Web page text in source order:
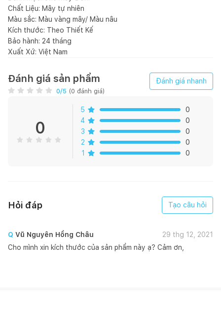
Chất Liệu: Mây tự nhiên
Màu sắc: Màu vàng mây/ Màu nâu
Kích thước: Theo Thiết Kế
Bảo hành: 24 tháng
Xuất Xứ: Việt Nam
Đánh giá sản phẩm
0/5 (0 đánh giá)
Đánh giá nhanh
0
5
0
4
0
3
0
2
0
1
0
Hỏi đáp Tạo câu hỏi
Q Vũ Nguyên Hồng Châu
29 thg 12, 2021
Cho mình xin kích thước của sản phẩm này ạ? Cảm ơn,